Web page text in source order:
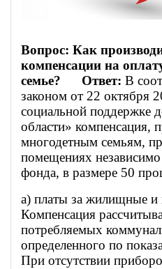
Вопрос: Как
компенсации на
семье?
Ответ: В
законом от 22 октября
социальной поддержке
области» компенсация,
многодетным семьям,
помещениях
фонда, в размере 50
а) платы за жилищные и
Компенсация
потребляемых
определенного по
При отсутствии